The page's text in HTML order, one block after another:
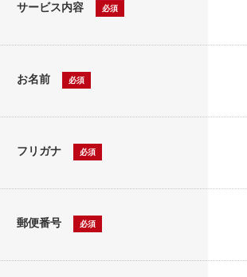
サービス内容 必須
お名前 必須
フリガナ 必須
郵便番号 必須